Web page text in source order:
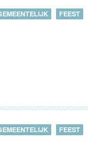
FEEST
FEEST